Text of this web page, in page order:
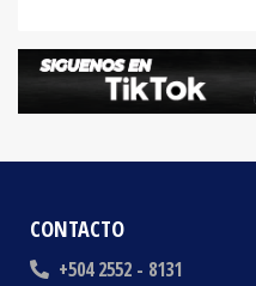
CONTACTO
+504 2552 - 8131